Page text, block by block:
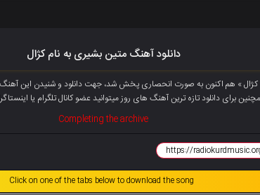
دانلود آهنگ متین بشیری به نام کژال
برای دانلود تازه ترین آهنگ های روز میتوانیدعضو کانال تلگرام یا
Completing the archive
Click on one of the tabs below to download the song